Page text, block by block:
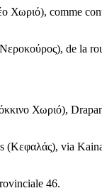
Χωριό), comme
Νεροκούρος), de la
Χωριό),
(Κεφαλάς), via
46.